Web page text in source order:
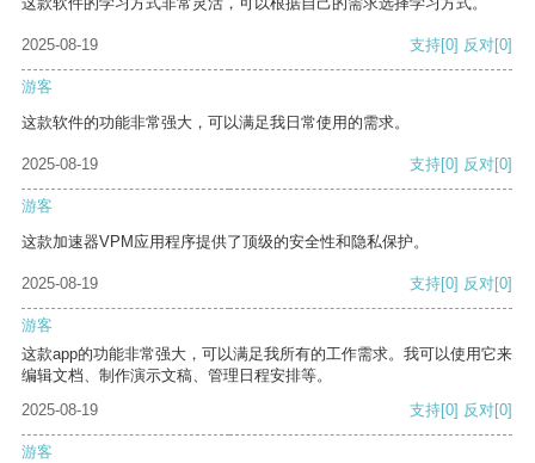
2025-08-19 支持[0] 反对[0]
游客
这款软件的功能非常强大，可以满足我日常使用的需求。
2025-08-19 支持[0] 反对[0]
游客
这款加速器VPM应用程序提供了顶级的安全性和隐私保护。
2025-08-19 支持[0] 反对[0]
游客
这款app的功能非常强大，可以满足我所有的工作需求。我可以使用它来
编辑文档、制作演示文稿、管理日程安排等。
2025-08-19
支持[0] 反对[0]
游客